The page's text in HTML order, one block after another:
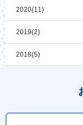
2020(11)
2019(2)
2018(5)